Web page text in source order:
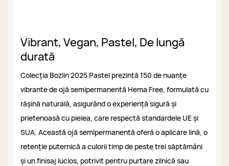
Vibrant, Vegan, Pastel, De lungă
durată
Colecția Bozlin 2025 Pastel prezintă 150 de nuanțe
vibrante de ojă semipermanentă Hema Free, formulată cu
rășină naturală, asigurând o experiență sigură și
prietenoasă cu pielea, care respectă standardele UE și
SUA. Această ojă semipermanentă oferă o aplicare lină, o
retenție puternică a culorii timp de peste trei săptămâni
și un finisaj lucios, potrivit pentru purtare zilnică sau